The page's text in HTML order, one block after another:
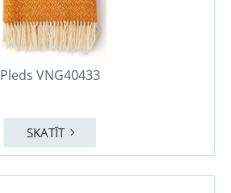
Pleds VNG40433
SKATĪT